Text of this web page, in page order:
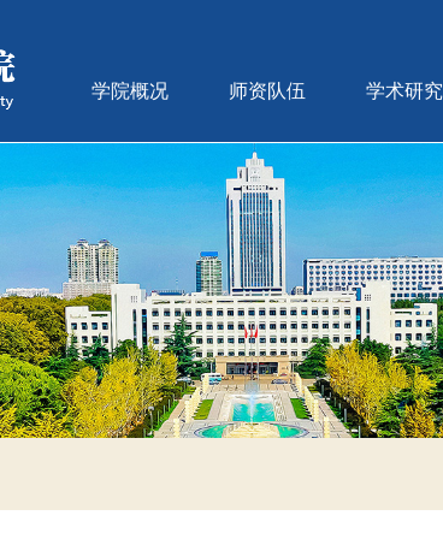
学院概况 师资队伍 学术研究